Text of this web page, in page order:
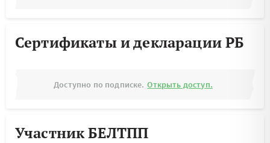
Сертификаты и декларации РБ
Доступно по подписке. Открыть доступ.
Участник БЕЛТПП